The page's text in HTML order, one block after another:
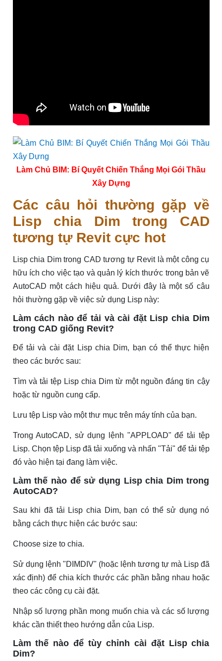
Làm Chủ BIM: Bí Quyết Chiến Thắng Mọi Gói Thầu
Xây Dựng
Các câu hỏi thường gặp về
Lisp chia Dim trong CAD
tương tự Revit cực hot
Lisp chia Dim trong CAD tương tự Revit là một công cụ
hữu ích cho việc tạo và quản lý kích thước trong bản vẽ
AutoCAD một cách hiệu quả. Dưới đây là một số câu
hỏi thường gặp về việc sử dụng Lisp này:
Làm cách nào để tải và cài đặt Lisp chia Dim
trong CAD giống Revit?
Để tải và cài đặt Lisp chia Dim, bạn có thể thực hiện
theo các bước sau:
Tìm và tải tệp Lisp chia Dim từ một nguồn đáng tin cậy
hoặc từ nguồn cung cấp.
Lưu tệp Lisp vào một thư mục trên máy tính của bạn.
Trong AutoCAD, sử dụng lệnh "APPLOAD" để tải tệp
Lisp. Chọn tệp Lisp đã tải xuống và nhấn "Tải" để tải tệp
đó vào hiện tại đang làm việc.
Làm thế nào để sử dụng Lisp chia Dim trong
AutoCAD?
Sau khi đã tải Lisp chia Dim, bạn có thể sử dụng nó
bằng cách thực hiện các bước sau:
Choose size to chia.
Sử dụng lệnh "DIMDIV" (hoặc lệnh tương tự mà Lisp đã
xác định) để chia kích thước các phần bằng nhau hoặc
theo các công cụ cài đặt.
Nhập số lượng phần mong muốn chia và các số lượng
khác cần thiết theo hướng dẫn của Lisp.
Làm thế nào để tùy chỉnh cài đặt Lisp chia
Dim?